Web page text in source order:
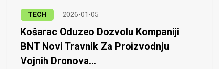
TECH 2026-01-05
Košarac Oduzeo Dozvolu Kompaniji
BNT Novi Travnik Za Proizvodnju
Vojnih Dronova...